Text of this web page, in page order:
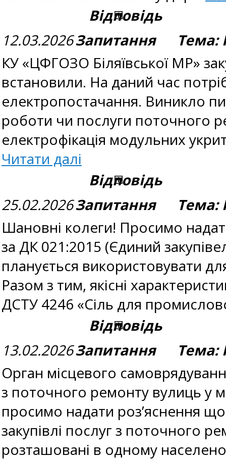
Відповідь
12.03.2026Запитання Тема:
КУ «ЦФГОЗО Біляївської МР»
встановили. На даний час
електропостачання. Виникло
роботи чи послуги поточного
електрофікація модульних
Читати далі
Відповідь
25.02.2026Запитання Тема:
Шановні колеги! Просимо
за ДК 021:2015 (Єдиний
планується використовувати
Разом з тим, якісні
ДСТУ 4246 «Сіль для
Відповідь
13.02.2026Запитання Тема:
Орган місцевого
з поточного ремонту вулиць у
просимо надати роз’яснення
закупівлі послуг з поточного
розташовані в одному